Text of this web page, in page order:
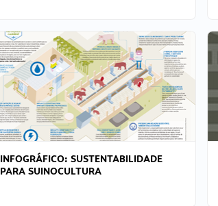
INFOGRÁFICO: SUSTENTABILIDADE
PARA SUINOCULTURA